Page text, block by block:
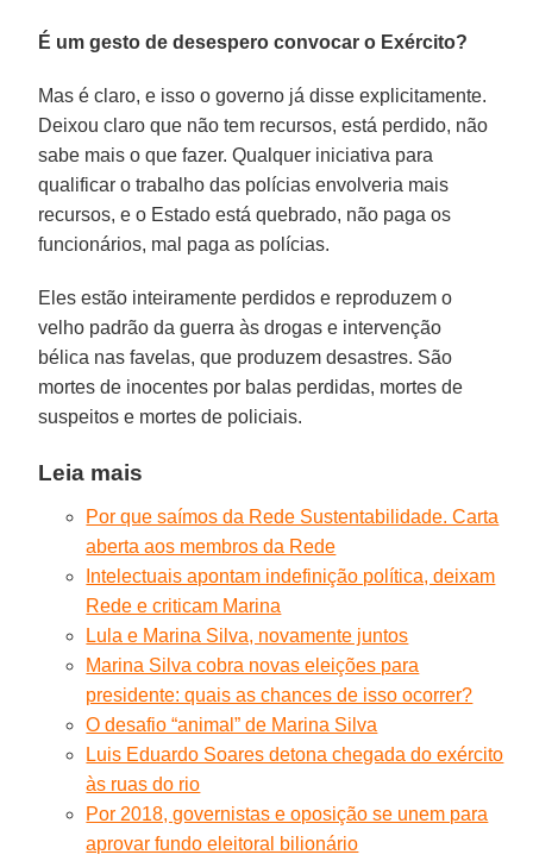
É um gesto de desespero convocar o Exército?
Mas é claro, e isso o governo já disse explicitamente.
Deixou claro que não tem recursos, está perdido, não
sabe mais o que fazer. Qualquer iniciativa para
qualificar o trabalho das polícias envolveria mais
recursos, e o Estado está quebrado, não paga os
funcionários, mal paga as polícias.
Eles estão inteiramente perdidos e reproduzem o
velho padrão da guerra às drogas e intervenção
bélica nas favelas, que produzem desastres. São
mortes de inocentes por balas perdidas, mortes de
suspeitos e mortes de policiais.
Leia mais
Por que saímos da Rede Sustentabilidade. Carta
aberta aos membros da Rede
Intelectuais apontam indefinição política, deixam
Rede e criticam Marina
Lula e Marina Silva, novamente juntos
Marina Silva cobra novas eleições para
presidente: quais as chances de isso ocorrer?
O desafio “animal” de Marina Silva
Luis Eduardo Soares detona chegada do exército
às ruas do rio
Por 2018, governistas e oposição se unem para
aprovar fundo eleitoral bilionário